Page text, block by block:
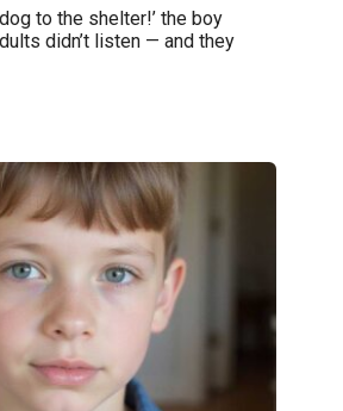
dog to the shelter!’ the boy
didn’t listen — and they